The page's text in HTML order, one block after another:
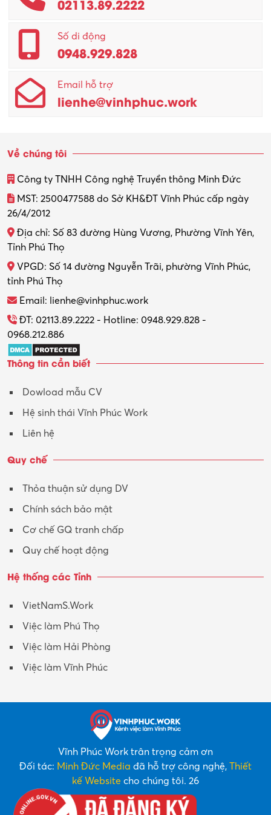
Promotion Girl (PG)
Quản lý – Giám đốc
Quản lý chất lượng – QC
Quản lý sản xuất
Quản trị kinh doanh
Thiết kế nội thất
Thợ máy – Ô tô – Xe máy
Thực tập
Tổ chức sự kiện – Quà tặng
Trợ lý
Tư vấn
Tư vấn – Kiến trúc
Y tế-Dược
02113.89.2222
Số di động
0948.929.828
Email hỗ trợ
lienhe@vinhphuc.work
Về chúng tôi
Công ty TNHH Công nghệ Truyền thông Minh Đức
MST: 2500477588 do Sở KH&ĐT Vĩnh Phúc cấp ngày
26/4/2012
Địa chỉ: Số 83 đường Hùng Vương, Phường Vĩnh Yên,
Tỉnh Phú Thọ
VPGD: Số 14 đường Nguyễn Trãi, phường Vĩnh Phúc,
tỉnh Phú Thọ
Email: lienhe@vinhphuc.work
ĐT: 02113.89.2222 - Hotline: 0948.929.828 -
0968.212.886
Thông tin cần biết
Dowload mẫu CV
Hệ sinh thái Vĩnh Phúc Work
Liên hệ
Quy chế
Thỏa thuận sử dụng DV
Chính sách bảo mật
Cơ chế GQ tranh chấp
Quy chế hoạt động
Hệ thống các Tỉnh
VietNamS.Work
Việc làm Phú Thọ
Việc làm Hải Phòng
Việc làm Vĩnh Phúc
Vĩnh Phúc Work trân trọng cảm ơn
Đối tác: Minh Đức Media đã hỗ trợ công nghệ, Thiết
kế Website cho chúng tôi. 26